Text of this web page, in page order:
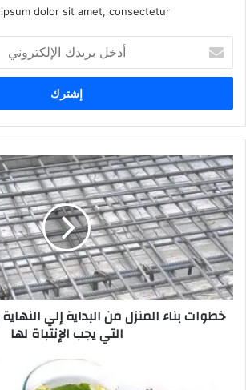
dolor sit amet, consectetur.
بريدك
الإلكتروني
خطوات بناء المنزل من البداية إلي
التي يجب الإنتباة لها